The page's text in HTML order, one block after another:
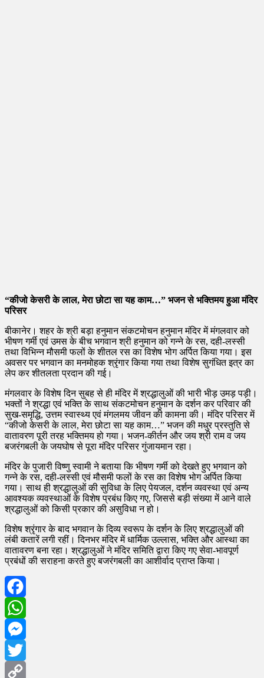
“कीजो केसरी के लाल, मेरा छोटा सा यह काम…” भजन से भक्तिमय हुआ मंदिर
परिसर
बीकानेर। शहर के श्री बड़ा हनुमान संकटमोचन हनुमान मंदिर में मंगलवार को
भीषण गर्मी एवं उमस के बीच भगवान श्री हनुमान को गन्ने के रस, दही-लस्सी
तथा विभिन्न मौसमी फलों के शीतल रस का विशेष भोग अर्पित किया गया। इस
अवसर पर भगवान का मनमोहक श्रृंगार किया गया तथा विशेष सुगंधित इत्र का
लेप कर शीतलता प्रदान की गई।
मंगलवार के विशेष दिन सुबह से ही मंदिर में श्रद्धालुओं की भारी भीड़ उमड़ पड़ी।
भक्तों ने श्रद्धा एवं भक्ति के साथ संकटमोचन हनुमान के दर्शन कर परिवार की
सुख-समृद्धि, उत्तम स्वास्थ्य एवं मंगलमय जीवन की कामना की। मंदिर परिसर में
“कीजो केसरी के लाल, मेरा छोटा सा यह काम…” भजन की मधुर प्रस्तुति से
वातावरण पूरी तरह भक्तिमय हो गया। भजन-कीर्तन और जय श्री राम व जय
बजरंगबली के जयघोष से पूरा मंदिर परिसर गुंजायमान रहा।
मंदिर के पुजारी विष्णु स्वामी ने बताया कि भीषण गर्मी को देखते हुए भगवान को
गन्ने के रस, दही-लस्सी एवं मौसमी फलों के रस का विशेष भोग अर्पित किया
गया। साथ ही श्रद्धालुओं की सुविधा के लिए पेयजल, दर्शन व्यवस्था एवं अन्य
आवश्यक व्यवस्थाओं के विशेष प्रबंध किए गए, जिससे बड़ी संख्या में आने वाले
श्रद्धालुओं को किसी प्रकार की असुविधा न हो।
विशेष श्रृंगार के बाद भगवान के दिव्य स्वरूप के दर्शन के लिए श्रद्धालुओं की
लंबी कतारें लगी रहीं। दिनभर मंदिर में धार्मिक उल्लास, भक्ति और आस्था का
वातावरण बना रहा। श्रद्धालुओं ने मंदिर समिति द्वारा किए गए सेवा-भावपूर्ण
प्रबंधों की सराहना करते हुए बजरंगबली का आशीर्वाद प्राप्त किया।
Facebook
WhatsApp
Messenger
Twitter